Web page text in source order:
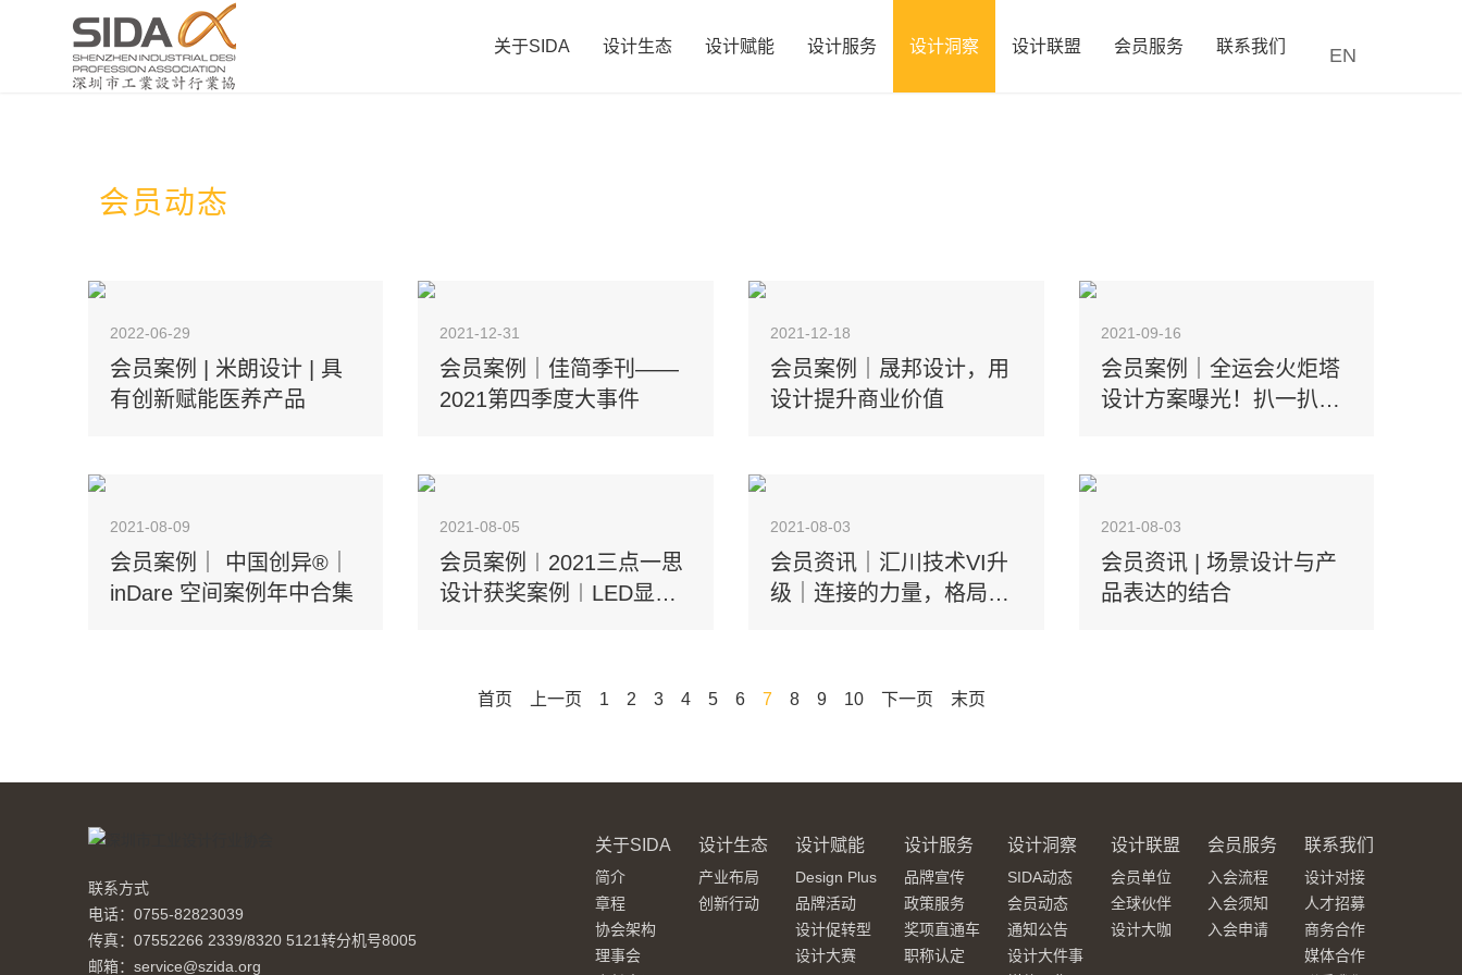
关于SIDA 设计生态 设计赋能 设计服务 设计洞察 设计联盟 会员服务 联系我们 EN
会员动态
2022-06-29
会员案例 | 米朗设计 | 具
有创新赋能医养产品
2021-12-31
会员案例｜佳简季刊——
2021第四季度大事件
2021-12-18
会员案例｜晟邦设计，用
设计提升商业价值
2021-09-16
会员案例｜全运会火炬塔
设计方案曝光！扒一扒背
2021-08-09
会员案例｜ 中国创异®｜
inDare 空间案例年中合集
2021-08-05
会员案例︱2021三点一思
设计获奖案例︱LED显示
2021-08-03
会员资讯｜汇川技术VI升
级｜连接的力量，格局的
2021-08-03
会员资讯 | 场景设计与产
品表达的结合
首页 上一页 1 2 3 4 5 6 7 8 9 10 下一页 末页
关于SIDA
简介
章程
协会架构
理事会
设计生态
产业布局
创新行动
设计赋能
Design Plus
品牌活动
设计促转型
设计大赛
设计服务
品牌宣传
政策服务
奖项直通车
职称认定
设计洞察
SIDA动态
会员动态
通知公告
设计大件事
设计联盟
会员单位
全球伙伴
设计大咖
会员服务
入会流程
入会须知
入会申请
联系我们
设计对接
人才招募
商务合作
媒体合作
联系方式
电话：0755-82823039
传真：07552266 2339/8320 5121转分机号8005
邮箱：service@szida.org